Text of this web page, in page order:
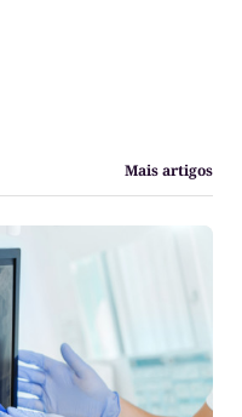
Mais artigos